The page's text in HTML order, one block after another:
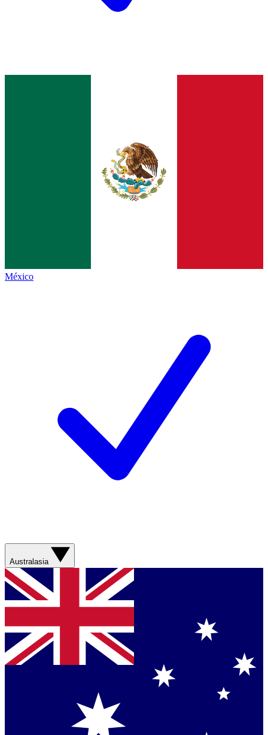
México
Australasia